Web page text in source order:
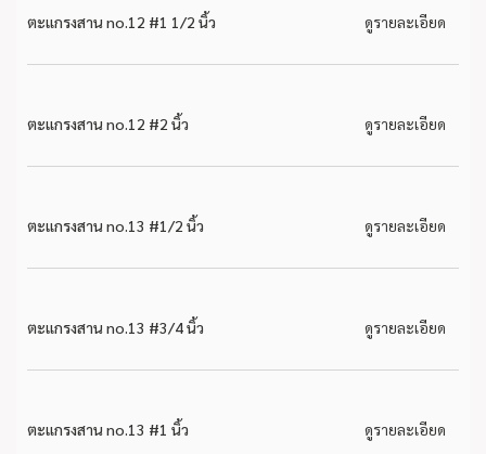
ตะแกรงสาน no.12 #1 1/2 นิ้ว ดูรายละเอียด
ตะแกรงสาน no.12 #2 นิ้ว ดูรายละเอียด
ตะแกรงสาน no.13 #1/2 นิ้ว ดูรายละเอียด
ตะแกรงสาน no.13 #3/4 นิ้ว ดูรายละเอียด
ตะแกรงสาน no.13 #1 นิ้ว ดูรายละเอียด